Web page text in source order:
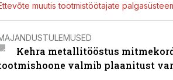
muutis tootmistöötajate
Kehra metallitööstus
valmib plaanitust